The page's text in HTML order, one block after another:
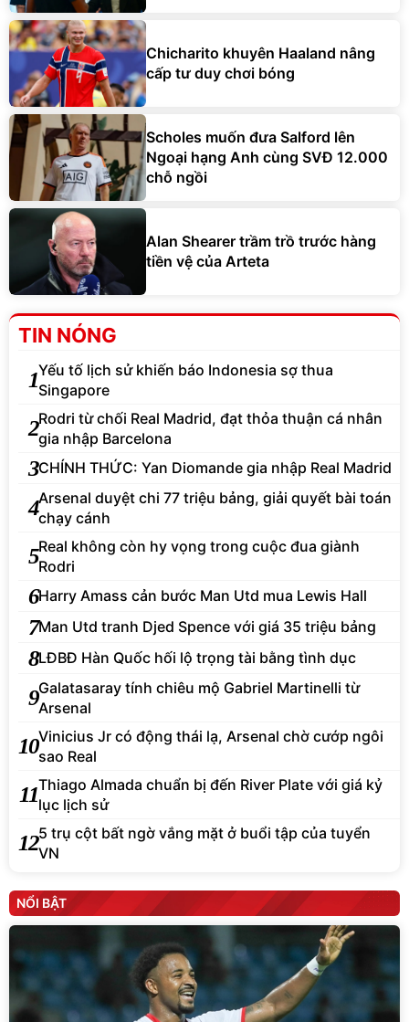
Chicharito khuyên Haaland nâng
cấp tư duy chơi bóng
Scholes muốn đưa Salford lên
Ngoại hạng Anh cùng SVĐ 12.000
chỗ ngồi
Alan Shearer trầm trồ trước hàng
tiền vệ của Arteta
TIN NÓNG
1Yếu tố lịch sử khiến báo Indonesia sợ thua
Singapore
2Rodri từ chối Real Madrid, đạt thỏa thuận cá nhân
gia nhập Barcelona
3CHÍNH THỨC: Yan Diomande gia nhập Real Madrid
4Arsenal duyệt chi 77 triệu bảng, giải quyết bài toán
chạy cánh
5Real không còn hy vọng trong cuộc đua giành
Rodri
6Harry Amass cản bước Man Utd mua Lewis Hall
7Man Utd tranh Djed Spence với giá 35 triệu bảng
8LĐBĐ Hàn Quốc hối lộ trọng tài bằng tình dục
9Galatasaray tính chiêu mộ Gabriel Martinelli từ
Arsenal
10Vinicius Jr có động thái lạ, Arsenal chờ cướp ngôi
sao Real
11Thiago Almada chuẩn bị đến River Plate với giá kỷ
lục lịch sử
125 trụ cột bất ngờ vắng mặt ở buổi tập của tuyển
VN
NỔI BẬT